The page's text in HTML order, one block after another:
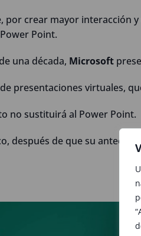
por crear mayor interacción
Point.
una década, Microsoft
presentaciones virtuales,
no sustituirá al Power Point.
después de que su